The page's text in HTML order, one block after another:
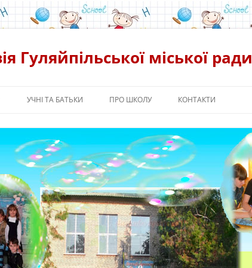
Гуляйпільської міської ради
УЧНІ ТА БАТЬКИ ПРО ШКОЛУ КОНТАКТИ